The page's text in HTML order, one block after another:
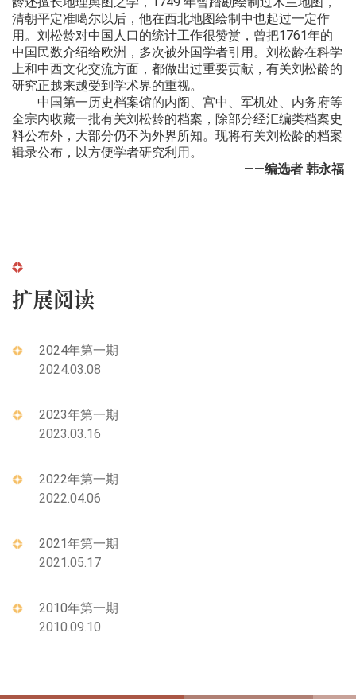
清朝平定准噶尔以后，他在西北地图绘制中也起过一定作
用。刘松龄对中国人口的统计工作很赞赏，曾把1761年的
中国民数介绍给欧洲，多次被外国学者引用。刘松龄在科学
上和中西文化交流方面，都做出过重要贡献，有关刘松龄的
研究正越来越受到学术界的重视。
中国第一历史档案馆的内阁、宫中、军机处、内务府等
全宗内收藏一批有关刘松龄的档案，除部分经汇编类档案史
料公布外，大部分仍不为外界所知。现将有关刘松龄的档案
辑录公布，以方便学者研究利用。
——编选者 韩永福
扩展阅读
2024年第一期
2024.03.08
2023年第一期
2023.03.16
2022年第一期
2022.04.06
2021年第一期
2021.05.17
2010年第一期
2010.09.10